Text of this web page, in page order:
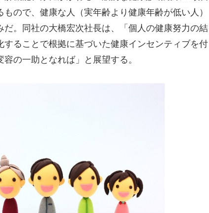
ので、健康な人（実年齢より健康年齢が低い人）
だ。同社の大橋宏次社長は、「個人の健康努力の結
することで根拠に基づいた健康インセンティブを付
の一助となれば」と展望する。